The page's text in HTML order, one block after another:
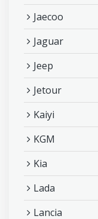
Jaecoo
Jaguar
Jeep
Jetour
Kaiyi
KGM
Kia
Lada
Lancia